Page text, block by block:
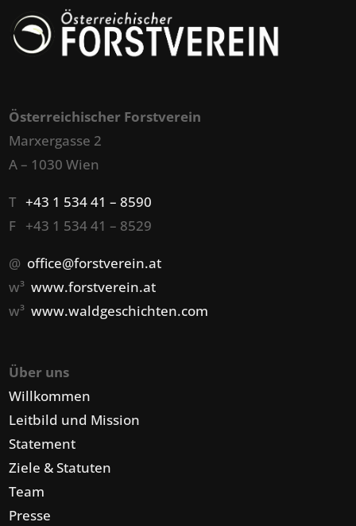
Österreichischer Forstverein
Marxergasse 2
A – 1030 Wien
T+43 1 534 41 – 8590
F +43 1 534 41 – 8529
@ office@forstverein.at
w³www.forstverein.at
w³www.waldgeschichten.com
Über uns
Willkommen
Leitbild und Mission
Statement
Ziele & Statuten
Team
Presse